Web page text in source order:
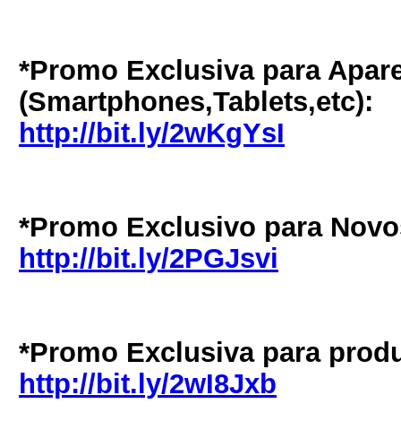
*Promo Exclusiva para
(Smartphones,Tablets,etc):
http://bit.ly/2wKgYsI
*Promo Exclusivo para
http://bit.ly/2PGJsvi
*Promo Exclusiva para
http://bit.ly/2wI8Jxb